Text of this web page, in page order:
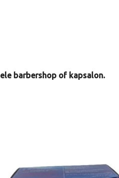
barbershop of kapsalon.